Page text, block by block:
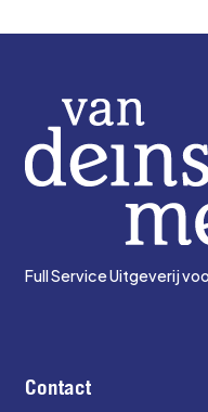
Full Service Uitgeverij
Contact